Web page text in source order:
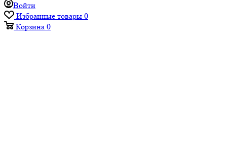
Войти
Избранные товары 0
Корзина 0